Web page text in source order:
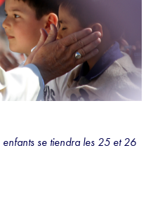
se tiendra les 25 et 26